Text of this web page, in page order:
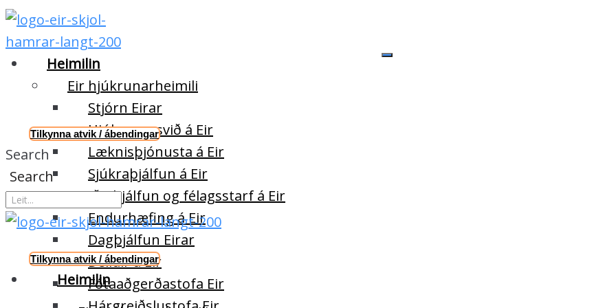
Heimilin
Eir hjúkrunarheimili
Stjórn Eirar
Hjúkrunarsvið á Eir
Læknisþjónusta á Eir
Sjúkraþjálfun á Eir
Iðjuþjálfun og félagsstarf á Eir
Endurhæfing á Eir
Dagþjálfun Eirar
Deildir á Eir
Fótaaðgerðastofa Eir
Tilkynna atvik / ábendingar
Search
Search
Tilkynna atvik / ábendingar
Heimilin